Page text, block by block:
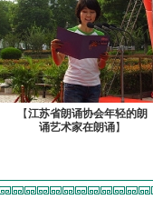
【江苏省朗诵协会年轻的朗
诵艺术家在朗诵】